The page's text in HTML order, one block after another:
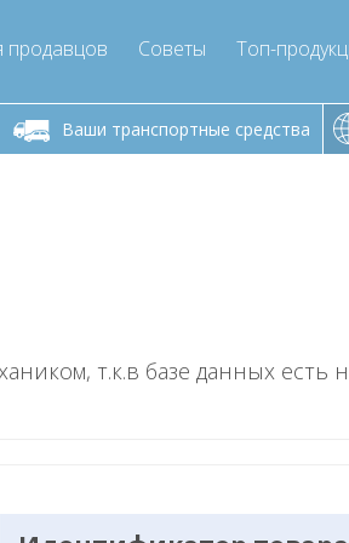
продавцов Советы Топ-
Ваши транспортные средства
пятница 9:00
- 17
info@compressor-express.ru
т.к.в базе данных есть